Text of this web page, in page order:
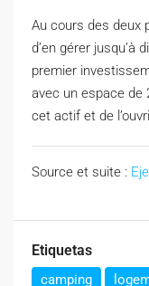
Au cours des deux
d’en gérer jusqu’à
premier
avec un espace de
cet actif et de
Source et suite :
Etiquetas
camping